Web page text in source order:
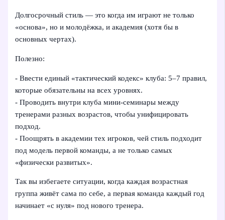
Долгосрочный стиль — это когда им играют не только
«основа», но и молодёжка, и академия (хотя бы в
основных чертах).
Полезно:
- Ввести единый «тактический кодекс» клуба: 5–7 правил,
которые обязательны на всех уровнях.
- Проводить внутри клуба мини-семинары между
тренерами разных возрастов, чтобы унифицировать
подход.
- Поощрять в академии тех игроков, чей стиль подходит
под модель первой команды, а не только самых
«физически развитых».
Так вы избегаете ситуации, когда каждая возрастная
группа живёт сама по себе, а первая команда каждый год
начинает «с нуля» под нового тренера.